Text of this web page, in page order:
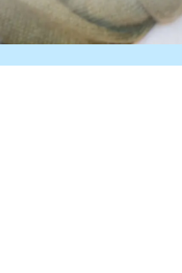
Criador
Calendário de